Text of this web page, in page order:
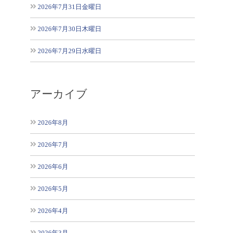
2026年7月31日金曜日
2026年7月30日木曜日
2026年7月29日水曜日
アーカイブ
2026年8月
2026年7月
2026年6月
2026年5月
2026年4月